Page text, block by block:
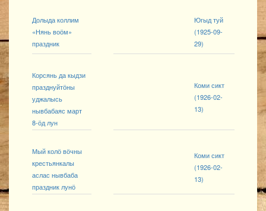
Долыда коллим
«Нянь воӧм»
праздник
Югыд туй
(1925-09-
29)
Корсянь да кыдзи
празднуйтӧны
уджалысь
нывбабаяс март
8-ӧд лун
Коми сикт
(1926-02-
13)
Мый колӧ вӧчны
крестьянкалы
аслас нывбаба
праздник лунӧ
Коми сикт
(1926-02-
13)